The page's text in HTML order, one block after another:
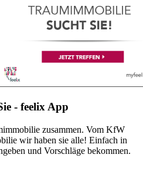
- feelix App
zusammen. Vom KfW
wir haben sie alle! Einfach in
und Vorschläge bekommen.